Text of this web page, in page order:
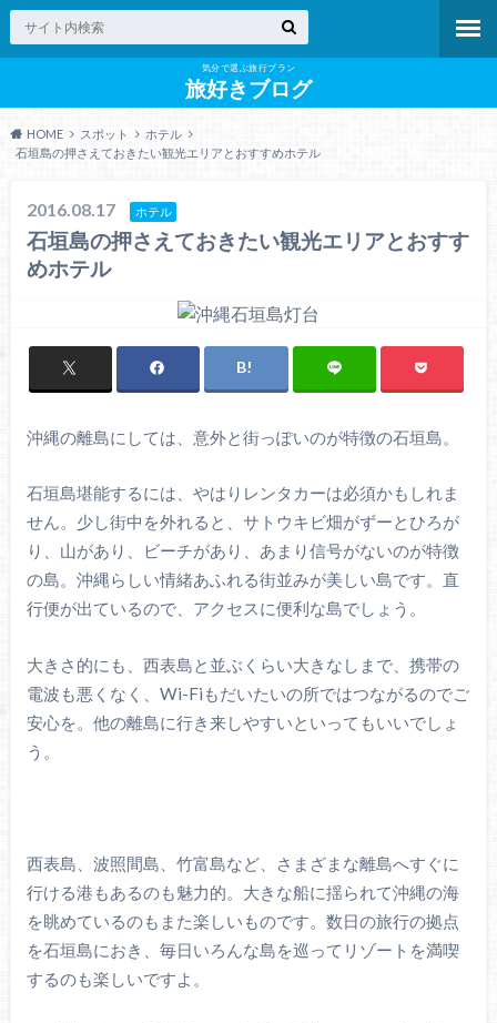
気分で選ぶ旅行プラン
旅好きブログ
HOME スポット
ホテル
石垣島の押さえておきたい観光エリアとおすすめホテル
2016.08.17 ホテル
石垣島の押さえておきたい観光エリアとおすす
めホテル
沖縄の離島にしては、意外と街っぽいのが特徴の石垣島。
石垣島堪能するには、やはりレンタカーは必須かもしれま
せん。少し街中を外れると、サトウキビ畑がずーとひろが
り、山があり、ビーチがあり、あまり信号がないのが特徴
の島。沖縄らしい情緒あふれる街並みが美しい島です。直
行便が出ているので、アクセスに便利な島でしょう。
大きさ的にも、西表島と並ぶくらい大きなしまで、携帯の
電波も悪くなく、Wi-Fiもだいたいの所ではつながるのでご
安心を。他の離島に行き来しやすいといってもいいでしょ
う。
西表島、波照間島、竹富島など、さまざまな離島へすぐに
行ける港もあるのも魅力的。大きな船に揺られて沖縄の海
を眺めているのもまた楽しいものです。数日の旅行の拠点
を石垣島におき、毎日いろんな島を巡ってリゾートを満喫
するのも楽しいですよ。